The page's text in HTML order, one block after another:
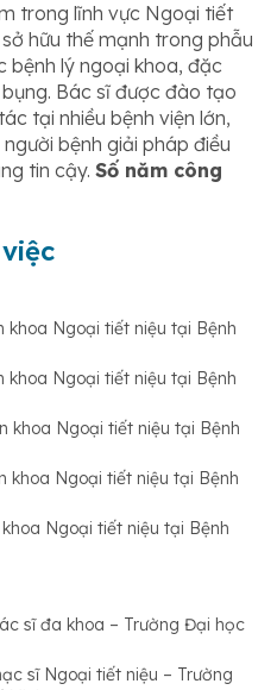
trong lĩnh vực Ngoại tiết
hữu thế mạnh trong phẫu
bệnh lý ngoại khoa, đặc
Bác sĩ được đào tạo
tại nhiều bệnh viện lớn,
bệnh giải pháp điều
tin cậy. Số năm công
khoa Ngoại tiết niệu tại Bệnh
khoa Ngoại tiết niệu tại Bệnh
khoa Ngoại tiết niệu tại Bệnh
khoa Ngoại tiết niệu tại Bệnh
Ngoại tiết niệu tại Bệnh
sĩ đa khoa – Trường Đại học
sĩ Ngoại tiết niệu – Trường